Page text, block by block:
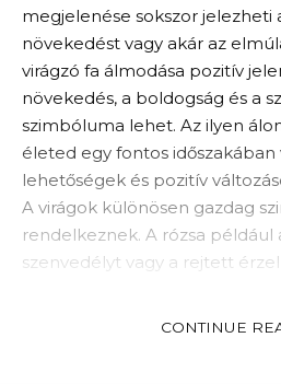
megjelenése sokszor jelezheti
növekedést vagy akár az
virágzó fa álmodása pozitív
növekedés, a boldogság és a
szimbóluma lehet. Az ilyen
életed egy fontos időszakában
lehetőségek és pozitív
A virágok különösen gazdag
rendelkeznek. A rózsa például
szenvedélyt vagy a rejtett
CONTINUE